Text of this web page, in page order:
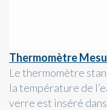
Thermomètre
Le thermomètre
la température de
verre est inséré